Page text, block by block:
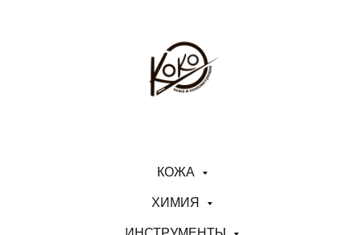
КОЖА
ХИМИЯ